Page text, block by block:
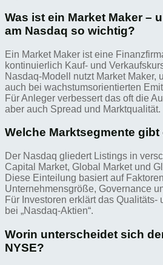
Was ist ein Market Maker –
am Nasdaq so wichtig?
Ein Market Maker ist eine
kontinuierlich Kauf- und
Nasdaq-Modell nutzt Market Maker,
auch bei wachstumsorientierten
Für Anleger verbessert das oft die
aber auch Spread und Marktqualität.
Welche Marktsegmente gibt
Der Nasdaq gliedert Listings in
Capital Market, Global Market und
Diese Einteilung basiert auf
Unternehmensgröße, Governance
Für Investoren erklärt das Qualitäts-
bei „Nasdaq-Aktien“.
Worin unterscheidet sich
NYSE?